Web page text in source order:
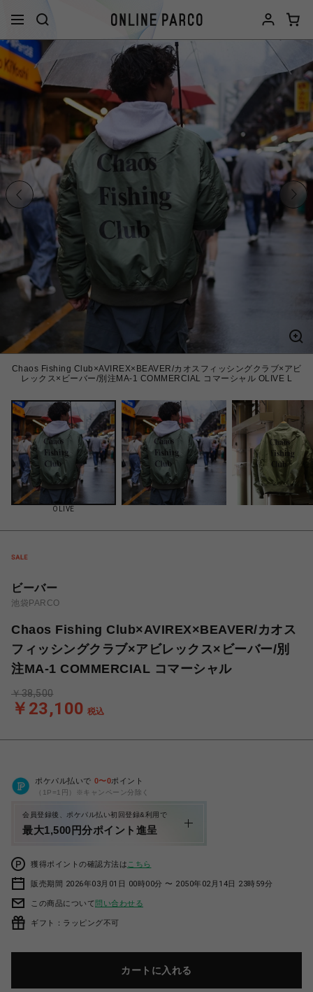
Chaos Fishing Club×AVIREX×BEAVER/カオスフィッシングクラブ×アビ
レックス×ビーバー/別注MA-1 COMMERCIAL コマーシャル OLIVE L
OLIVE
ビーバー
池袋PARCO
Chaos Fishing Club×AVIREX×BEAVER/カオス
フィッシングクラブ×アビレックス×ビーバー/別
注MA-1 COMMERCIAL コマーシャル
￥23,100 税込
￥38,500
ポケパル払いで 0〜0ポイント
（1P=1円）※キャンペーン分除く
会員登録後、ポケパル払い初回登録&利用で
最大1,500円分ポイント進呈
獲得ポイントの確認方法は こちら
販売期間 2026年03月01日 00時00分 〜 2050年02月14日 23時59分
この商品について問い合わせる
ギフト：ラッピング不可
カートに入れる